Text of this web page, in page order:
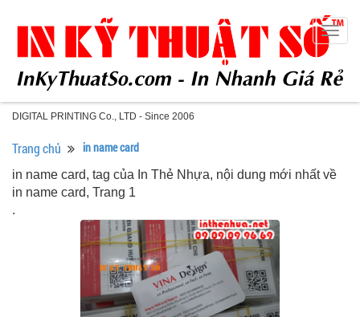
DIGITAL PRINTING Co., LTD - Since 2006
Trang chủ in name card
in name card, tag của In Thẻ Nhựa, nội dung mới nhất về
in name card, Trang 1
.